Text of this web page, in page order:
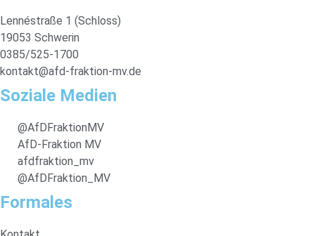
Lennéstraße 1 (Schloss)
19053 Schwerin
0385/525-1700
kontakt@afd-fraktion-mv.de
Soziale Medien
@AfDFraktionMV
AfD-Fraktion MV
afdfraktion_mv
@AfDFraktion_MV
Formales